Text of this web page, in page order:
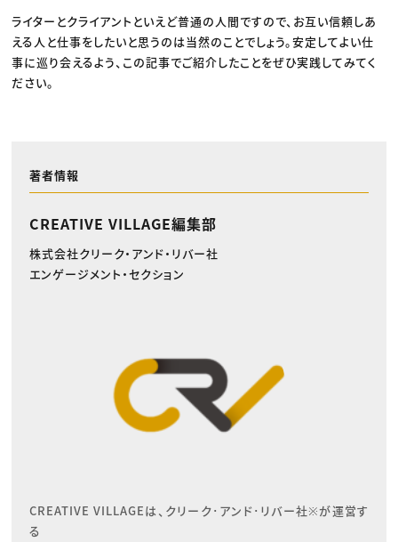
ライターとクライアントといえど普通の人間ですので、お互い信頼しあ
える人と仕事をしたいと思うのは当然のことでしょう。安定してよい仕
事に巡り会えるよう、この記事でご紹介したことをぜひ実践してみてく
ださい。
著者情報
CREATIVE VILLAGE編集部
株式会社クリーク・アンド・リバー社
エンゲージメント・セクション
CREATIVE VILLAGEは、クリーク･アンド･リバー社※が運営す
る